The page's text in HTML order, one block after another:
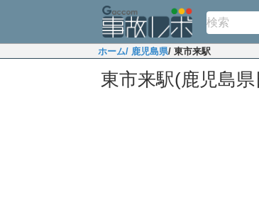
ホーム/ 鹿児島県/ 東市来駅
東市来駅(鹿児島